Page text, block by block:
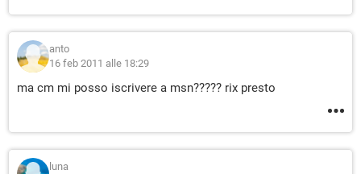
anto
16 feb 2011 alle 18:29
ma cm mi posso iscrivere a msn????? rix presto
luna